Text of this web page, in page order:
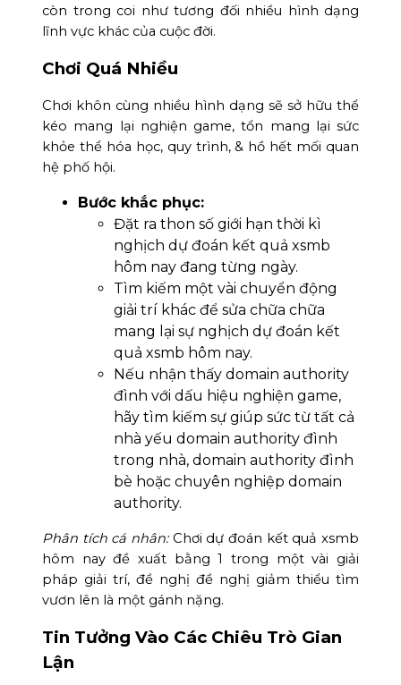
còn trong coi như tương đối nhiều hình dạng
lĩnh vực khác của cuộc đời.
Chơi Quá Nhiều
Chơi khôn cùng nhiều hình dạng sẽ sở hữu thể
kéo mang lại nghiện game, tổn mang lại sức
khỏe thể hóa học, quy trình, & hồ hết mối quan
hệ phố hội.
Bước khắc phục:
Đặt ra thon số giới hạn thời kì
nghịch dự đoán kết quả xsmb
hôm nay đang từng ngày.
Tìm kiếm một vài chuyển động
giải trí khác để sửa chữa chữa
mang lại sự nghịch dự đoán kết
quả xsmb hôm nay.
Nếu nhận thấy domain authority
đình với dấu hiệu nghiện game,
hãy tìm kiếm sự giúp sức từ tất cả
nhà yếu domain authority đình
trong nhà, domain authority đình
bè hoặc chuyên nghiệp domain
authority.
Phân tích cá nhân:Chơi dự đoán kết quả xsmb
hôm nay đề xuất bằng 1 trong một vài giải
pháp giải trí, đề nghị đề nghị giảm thiểu tìm
vươn lên là một gánh nặng.
Tin Tưởng Vào Các Chiêu Trò Gian
Lận